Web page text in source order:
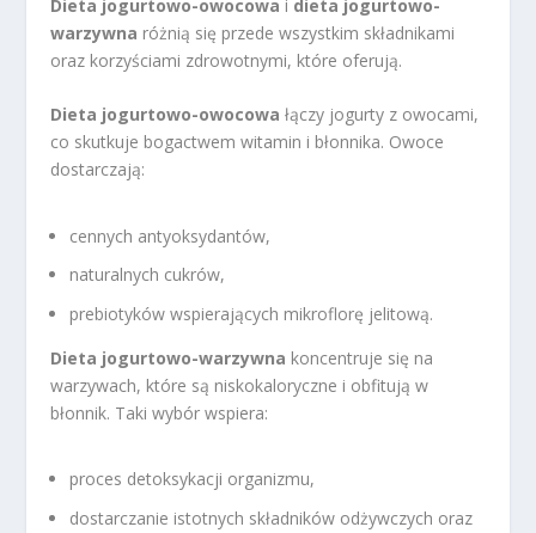
Dieta jogurtowo-owocowa i dieta jogurtowo-
warzywna różnią się przede wszystkim składnikami
oraz korzyściami zdrowotnymi, które oferują.
Dieta jogurtowo-owocowa łączy jogurty z owocami,
co skutkuje bogactwem witamin i błonnika. Owoce
dostarczają:
cennych antyoksydantów,
naturalnych cukrów,
prebiotyków wspierających mikroflorę jelitową.
Dieta jogurtowo-warzywna koncentruje się na
warzywach, które są niskokaloryczne i obfitują w
błonnik. Taki wybór wspiera:
proces detoksykacji organizmu,
dostarczanie istotnych składników odżywczych oraz